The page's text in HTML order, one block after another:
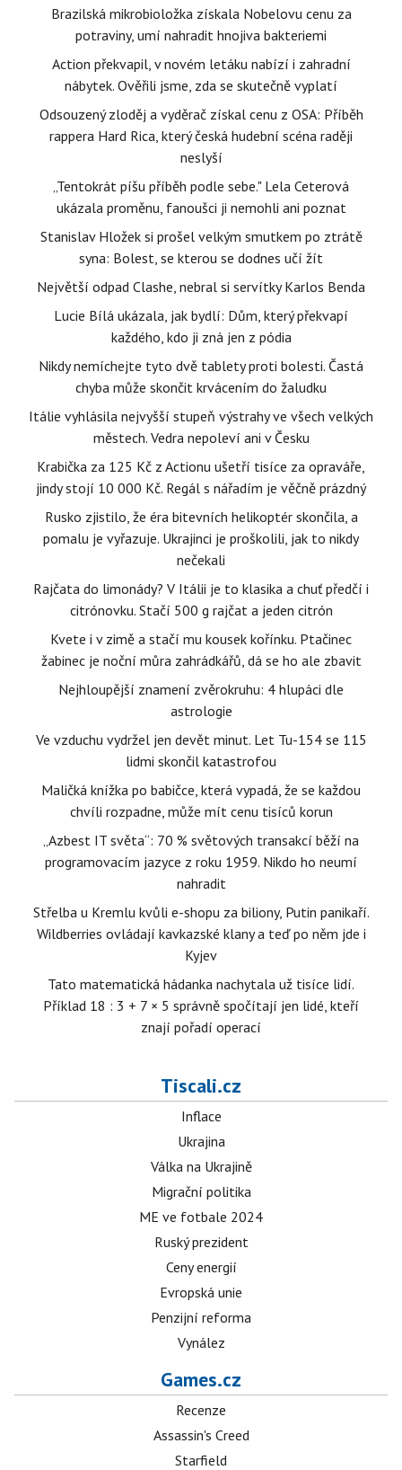
Brazilská mikrobioložka získala Nobelovu cenu za
potraviny, umí nahradit hnojiva bakteriemi
Action překvapil, v novém letáku nabízí i zahradní
nábytek. Ověřili jsme, zda se skutečně vyplatí
Odsouzený zloděj a vyděrač získal cenu z OSA: Příběh
rappera Hard Rica, který česká hudební scéna raději
neslyší
„Tentokrát píšu příběh podle sebe." Lela Ceterová
ukázala proměnu, fanoušci ji nemohli ani poznat
Stanislav Hložek si prošel velkým smutkem po ztrátě
syna: Bolest, se kterou se dodnes učí žít
Největší odpad Clashe, nebral si servítky Karlos Benda
Lucie Bílá ukázala, jak bydlí: Dům, který překvapí
každého, kdo ji zná jen z pódia
Nikdy nemíchejte tyto dvě tablety proti bolesti. Častá
chyba může skončit krvácením do žaludku
Itálie vyhlásila nejvyšší stupeň výstrahy ve všech velkých
městech. Vedra nepoleví ani v Česku
Krabička za 125 Kč z Actionu ušetří tisíce za opraváře,
jindy stojí 10 000 Kč. Regál s nářadím je věčně prázdný
Rusko zjistilo, že éra bitevních helikoptér skončila, a
pomalu je vyřazuje. Ukrajinci je proškolili, jak to nikdy
nečekali
Rajčata do limonády? V Itálii je to klasika a chuť předčí i
citrónovku. Stačí 500 g rajčat a jeden citrón
Kvete i v zimě a stačí mu kousek kořínku. Ptačinec
žabinec je noční můra zahrádkářů, dá se ho ale zbavit
Nejhloupější znamení zvěrokruhu: 4 hlupáci dle
astrologie
Ve vzduchu vydržel jen devět minut. Let Tu-154 se 115
lidmi skončil katastrofou
Maličká knížka po babičce, která vypadá, že se každou
chvíli rozpadne, může mít cenu tisíců korun
„Azbest IT světa“: 70 % světových transakcí běží na
programovacím jazyce z roku 1959. Nikdo ho neumí
nahradit
Střelba u Kremlu kvůli e-shopu za biliony, Putin panikaří.
Wildberries ovládají kavkazské klany a teď po něm jde i
Kyjev
Tato matematická hádanka nachytala už tisíce lidí.
Příklad 18 : 3 + 7 × 5 správně spočítají jen lidé, kteří
znají pořadí operací
Tiscali.cz
Inflace
Ukrajina
Válka na Ukrajině
Migrační politika
ME ve fotbale 2024
Ruský prezident
Ceny energií
Evropská unie
Penzijní reforma
Vynález
Games.cz
Recenze
Assassin's Creed
Starfield